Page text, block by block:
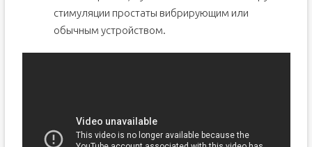
стимуляции простаты вибрирующим или
обычным устройством.